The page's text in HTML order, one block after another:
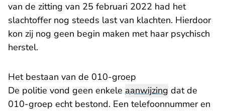
van de zitting van 25 februari 2022 had het
slachtoffer nog steeds last van klachten. Hierdoor
kon zij nog geen begin maken met haar psychisch
herstel.
Het bestaan van de 010-groep
De politie vond geen enkele aanwijzing dat de
010-groep echt bestond. Een telefoonnummer en